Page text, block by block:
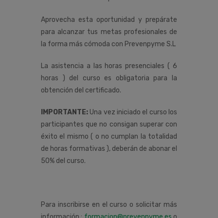
Aprovecha esta oportunidad y prepárate
para alcanzar tus metas profesionales de
la forma más cómoda con Prevenpyme S.L
La asistencia a las horas presenciales ( 6
horas ) del curso es obligatoria para la
obtención del certificado.
IMPORTANTE: Una vez iniciado el curso los
participantes que no consigan superar con
éxito el mismo ( o no cumplan la totalidad
de horas formativas ), deberán de abonar el
50% del curso.
Para inscribirse en el curso o solicitar más